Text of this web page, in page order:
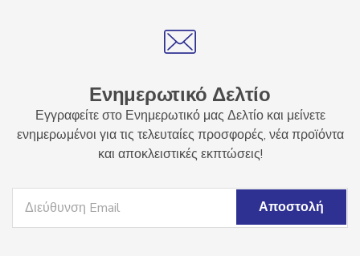
Ενημερωτικό Δελτίο
Εγγραφείτε στο Ενημερωτικό μας Δελτίο και μείνετε
ενημερωμένοι για τις τελευταίες προσφορές, νέα προϊόντα
και αποκλειστικές εκπτώσεις!